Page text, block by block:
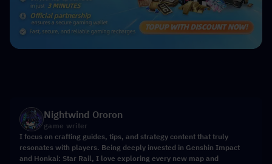
Nightwind Ororon
game writer
I focus on crafting guides, tips, and strategy content that truly
resonates with players. Being deeply invested in Genshin Impact
and Honkai: Star Rail, I love exploring every new map and